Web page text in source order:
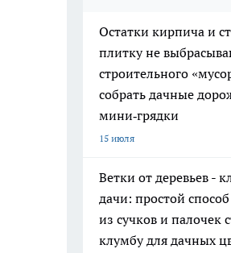
Остатки кирпича и
плитку не
строительного
собрать дачные
мини‑грядки
15 июля
Ветки от деревьев -
дачи: простой способ
из сучков и палочек
клумбу для дачных